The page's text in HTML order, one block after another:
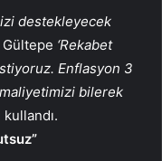
destekleyecek
‘Rekabet
Enflasyon 3
bilerek